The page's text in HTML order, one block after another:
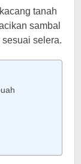
tanah
sambal
selera.